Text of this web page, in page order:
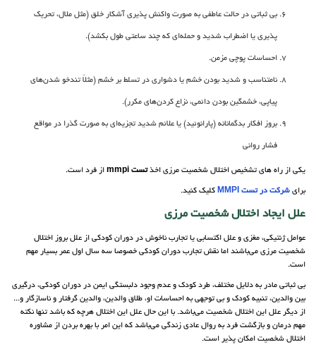
بی ثباتی در حالت عاطفی به صورت واکنش پذیری آشکار خلق (مثل ملال، تحریک
پذیری یا اضطراب شدید و حمله‌ای که چند ساعتی طول بکشد).
احساسات پوچی مزمن.
نامتناسب و شدید بودن خشم یا دشواری در تسلط بر خشم (مثلاً تندخو شدن‌های
پیاپی، خشمگین بودن دائمی، نزاع کردن‌های مکرر).
بروز افکار بدگمانانه (پارانوئید) یا علائم شدید تجزیه‌ای به صورت گذرا در مواقع
فشار روانی
یکی از راه های تشخیص اختلال شخصیت مرزی اخذتست mmpi از فرد است.
برای شرکت در تست MMPI کلیک کنید.
علل ایجاد اختلال شخصیت مرزی
عوامل ژنتیکی، مغزی و علل اکتسابی یا تجارب ناخوش در دوران کودکی از علل بروز اختلال
شخصیت مرزی می‌باشند اما نقش تجارب دوران کودکی خصوصا سه سال اول عمر بسیار مهم
است.
بی ثباتی مادر به دلایل مختلف، طرد کودک و عدم وجود دلبستگی ایمن در دوران کودکی، درگیری
بین والدین، تنبیه کودک و بی توجهی به احساسات او، طلاق والدین، والدین گرفتار و ناسازگار و...
از دیگر علل این اختلال شخصیت می‌باشد. با این حال علل این اختلال هرچه که باشد تنها نکته
مهم درمان و بازگشت فرد به روال عادی زندگی می‌باشد که این امر با بهره بردن از مشاوره
اختلال شخصیت امکان پذیر است.